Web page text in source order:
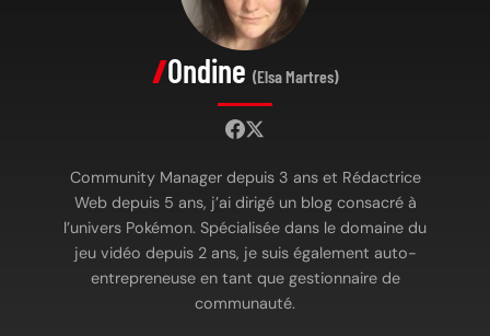
Ondine (Elsa Martres)
Community Manager depuis 3 ans et Rédactrice
Web depuis 5 ans, j’ai dirigé un blog consacré à
l’univers Pokémon. Spécialisée dans le domaine du
jeu vidéo depuis 2 ans, je suis également auto-
entrepreneuse en tant que gestionnaire de
communauté.